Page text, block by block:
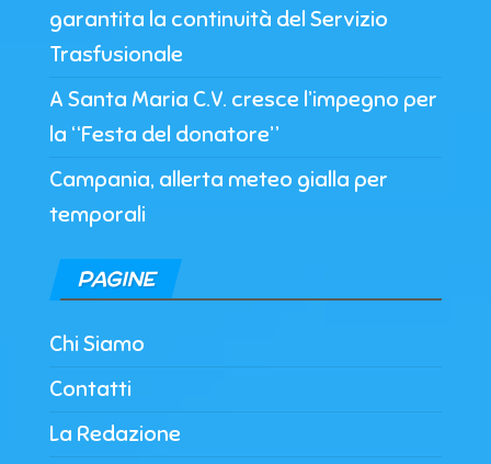
garantita la continuità del Servizio
Trasfusionale
A Santa Maria C.V. cresce l’impegno per
la “Festa del donatore”
Campania, allerta meteo gialla per
temporali
PAGINE
Chi Siamo
Contatti
La Redazione